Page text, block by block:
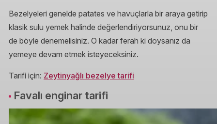
Bezelyeleri genelde patates ve havuçlarla bir araya getirip
klasik sulu yemek halinde değerlendiriyorsunuz, onu bir
de böyle denemelisiniz. O kadar ferah ki doysanız da
yemeye devam etmek isteyeceksiniz.
Tarifi için: Zeytinyağlı bezelye tarifi
Favalı enginar tarifi